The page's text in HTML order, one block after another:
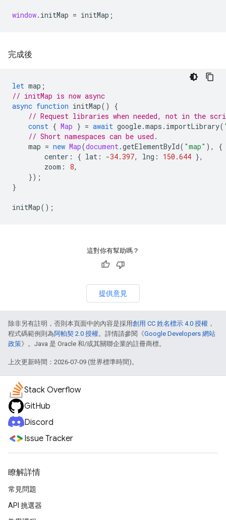
window. initMap = initMap ;
完成後
let map ;
// initMap is now async
async function initMap()
{
// Request libraries when needed, not in the
const { Map } = await google.maps . importLibrary(
// Short namespaces can be used.
map = new Map(document.getElementById( "map" ),
{
center : { lat : -34.397, lng : 150.644 },
zoom : 8,
});
}
initMap();
這對你有幫助嗎？
提供意見
除非另有註明，否則本頁面中的內容是採用創用 CC 姓名標示 4.0 授權 ，
程式碼範例則為阿帕契 2.0 授權。詳情請參閱《Google Developers 網站
政策》。Java 是 Oracle 和/或其關聯企業的註冊商標。
上次更新時間：2026-07-09 (世界標準時間)。
Stack Overflow
GitHub
Discord
Issue Tracker
瞭解詳情
常見問題
API 挑選器